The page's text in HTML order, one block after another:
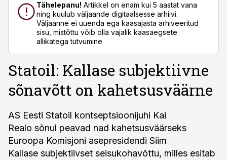
Tähelepanu! Artikkel on enam kui 5 aastat vana
ning kuulub väljaande digitaalsesse arhiivi.
Väljaanne ei uuenda ega kaasajasta arhiveeritud
sisu, mistõttu võib olla vajalik kaasaegsete
allikatega tutvumine
Statoil: Kallase subjektiivne
sõnavõtt on kahetsusväärne
AS Eesti Statoil kontseptsioonijuhi Kai
Realo sõnul peavad nad kahetsusväärseks
Euroopa Komisjoni asepresidendi Siim
Kallase subjektiivset seisukohavõttu, milles esitab